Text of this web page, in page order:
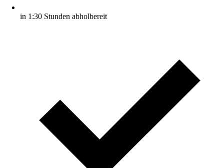
in 1:30 Stunden abholbereit